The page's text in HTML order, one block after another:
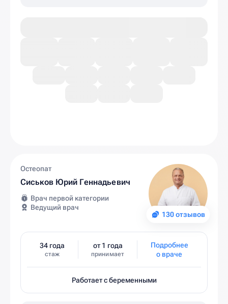
130 отзывов
Остеопат
Сиськов Юрий Геннадьевич
Врач первой категории
Ведущий врач
34 года
стаж
от 1 года
принимает
Подробнее
о враче
Работает с беременными